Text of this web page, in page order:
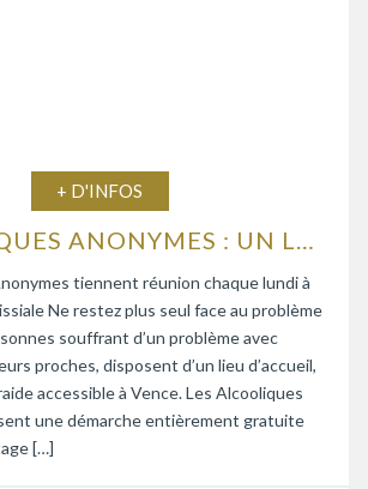
+ D'INFOS
ALCOOLIQUES ANONYMES : UN LIEU D’ÉCOUTE ET D’ENTRAIDE
tiennent réunion chaque lundi à
Ne restez plus seul face au problème
souffrant d’un problème avec
proches, disposent d’un lieu d’accueil,
accessible à Vence. Les Alcooliques
une démarche entièrement gratuite
[…]